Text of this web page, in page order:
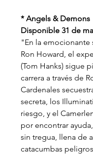
* Angels & Demons
Disponible 31 de
"En la
Ron Howard, el
(Tom Hanks) sigue
carrera a través de
Cardenales
secreta, los
riesgo, y el
por encontrar
sin tregua, llena de
catacumbas